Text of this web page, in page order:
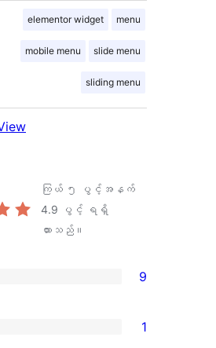
elementor widget menu
mobile menu slide menu
sliding menu
ကြယ် ၅ ပွင့်အနက်
4.9 ပွင့် ရရှိ
ထားသည်။
9
1